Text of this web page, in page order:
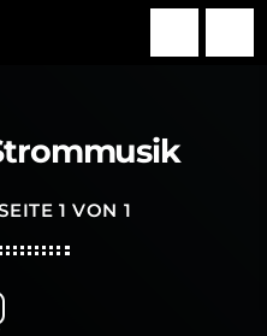
1 VON 1